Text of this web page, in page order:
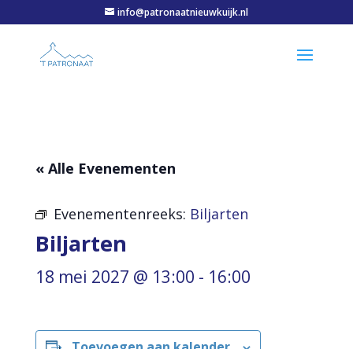
info@patronaatnieuwkuijk.nl
« Alle Evenementen
Evenementenreeks: Biljarten
Biljarten
18 mei 2027 @ 13:00 - 16:00